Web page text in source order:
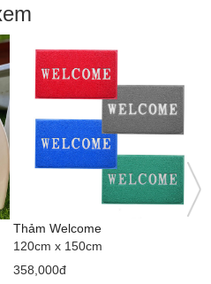
Găng tay len bảo hộ lao động
Lốc 10 đôi
45,000đ